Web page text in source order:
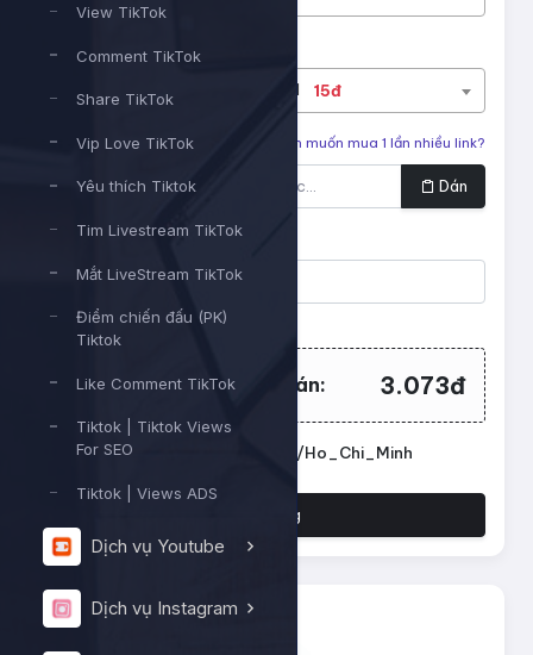
View TikTok
Comment TikTok
Share TikTok
Vip Love TikTok
Yêu thích Tiktok
Tim Livestream TikTok
Mắt LiveStream TikTok
Điểm chiến đấu (PK)
Tiktok
Like Comment TikTok
Tiktok | Tiktok Views
For SEO
Tiktok | Views ADS
Dịch vụ Youtube
Dịch vụ Instagram
Tiktok - Likes sv1 15đ
Liên kết cần tăng Bạn muốn mua 1 lần nhiều link?
Dán
Số lượng
Tối thiểu: 200- Tối đa:10000
Tổng tiền cần thanh toán: 3.073đ
Đặt lịch chạy. Múi giờ: Asia/Ho_Chi_Minh
Đặt hàng